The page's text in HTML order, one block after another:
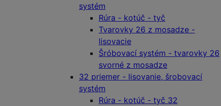
systém
Rúra - kotúč - tyč
Tvarovky 26 z mosadze -
lisovacie
Šróbovací systém - tvarovky 26
svorné z mosadze
32 priemer - lisovanie, šrobovací
systém
Rúra - kotúč - tyč 32